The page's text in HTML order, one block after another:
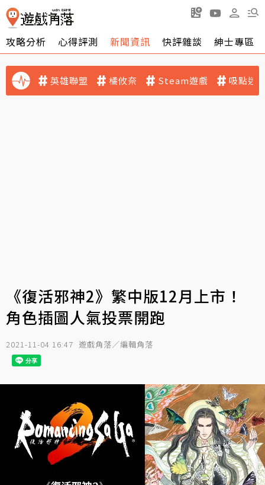
攻略分析 心得評測 新聞資訊 快評雜談 紳士專區
英雄聯盟 橘攸奈 Steam遊戲 吸點迷
《復活邪神2》繁中版12月上市！
角色插圖人氣投票開跑
2021-11-04 16:47 遊戲角落／編輯角落